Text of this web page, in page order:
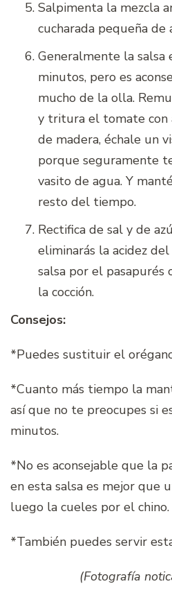
Salpimenta la mezcla
cucharada pequeña de
Generalmente la salsa
minutos, pero es
mucho de la olla.
y tritura el tomate con
de madera, échale un
porque seguramente
vasito de agua. Y
resto del tiempo.
Rectifica de sal y de
eliminarás la acidez
salsa por el pasapurés
la cocción.
Consejos:
*Puedes sustituir el
*Cuanto más tiempo la
así que no te preocupes si
minutos.
*No es aconsejable que la
en esta salsa es mejor que
luego la cueles por el chino.
*También puedes servir
(Fotografía